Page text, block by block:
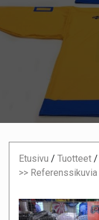
Etusivu / Tuotteet /
>> Referenssikuvia